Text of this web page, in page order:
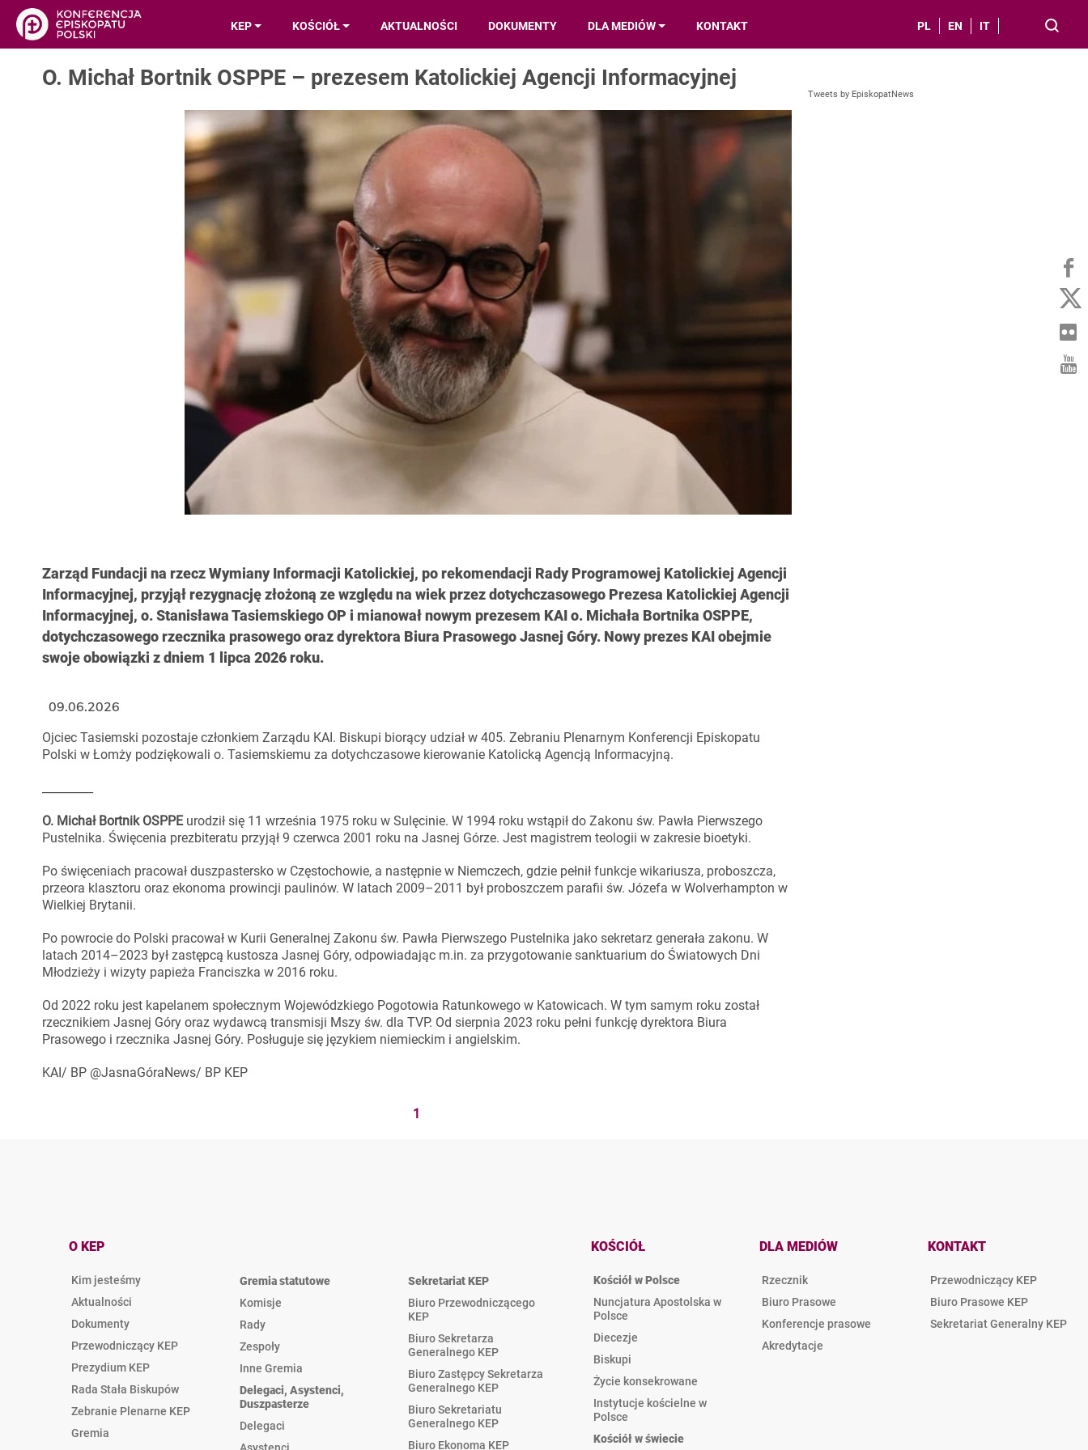
KEP KOŚCIÓŁ AKTUALNOŚCI DOKUMENTY DLA MEDIÓW KONTAKT PL EN IT
O. Michał Bortnik OSPPE – prezesem Katolickiej Agencji Informacyjnej
Zarząd Fundacji na rzecz Wymiany Informacji Katolickiej, po rekomendacji Rady Programowej Katolickiej Agencji
Informacyjnej, przyjął rezygnację złożoną ze względu na wiek przez dotychczasowego Prezesa Katolickiej Agencji
Informacyjnej, o. Stanisława Tasiemskiego OP i mianował nowym prezesem KAI o. Michała Bortnika OSPPE,
dotychczasowego rzecznika prasowego oraz dyrektora Biura Prasowego Jasnej Góry. Nowy prezes KAI obejmie
swoje obowiązki z dniem 1 lipca 2026 roku.
Ojciec Tasiemski pozostaje członkiem Zarządu KAI. Biskupi biorący udział w 405. Zebraniu Plenarnym Konferencji Episkopatu
Polski w Łomży podziękowali o. Tasiemskiemu za dotychczasowe kierowanie Katolicką Agencją Informacyjną.
O. Michał Bortnik OSPPE urodził się 11 września 1975 roku w Sulęcinie. W 1994 roku wstąpił do Zakonu św. Pawła Pierwszego
Pustelnika. Święcenia prezbiteratu przyjął 9 czerwca 2001 roku na Jasnej Górze. Jest magistrem teologii w zakresie bioetyki.
Po święceniach pracował duszpastersko w Częstochowie, a następnie w Niemczech, gdzie pełnił funkcje wikariusza, proboszcza,
przeora klasztoru oraz ekonoma prowincji paulinów. W latach 2009–2011 był proboszczem parafii św. Józefa w Wolverhampton w
Wielkiej Brytanii.
Po powrocie do Polski pracował w Kurii Generalnej Zakonu św. Pawła Pierwszego Pustelnika jako sekretarz generała zakonu. W
latach 2014–2023 był zastępcą kustosza Jasnej Góry, odpowiadając m.in. za przygotowanie sanktuarium do Światowych Dni
Młodzieży i wizyty papieża Franciszka w 2016 roku.
Od 2022 roku jest kapelanem społecznym Wojewódzkiego Pogotowia Ratunkowego w Katowicach. W tym samym roku został
rzecznikiem Jasnej Góry oraz wydawcą transmisji Mszy św. dla TVP. Od sierpnia 2023 roku pełni funkcję dyrektora Biura
Prasowego i rzecznika Jasnej Góry. Posługuje się językiem niemieckim i angielskim.
KAI/ BP @JasnaGóraNews/ BP KEP
1
09.06.2026
Tweets by EpiskopatNews
O KEP
Kim jesteśmy
Aktualności
Dokumenty
Przewodniczący KEP
Prezydium KEP
Rada Stała Biskupów
Zebranie Plenarne KEP
Gremia
Gremia statutowe
Komisje
Rady
Zespoły
Inne Gremia
Delegaci, Asystenci,
Duszpasterze
Delegaci
Sekretariat KEP
Biuro Przewodniczącego
KEP
Biuro Sekretarza
Generalnego KEP
Biuro Zastępcy Sekretarza
Generalnego KEP
Biuro Sekretariatu
Generalnego KEP
Biuro Ekonoma KEP
KOŚCIÓŁ
Kościół w Polsce
Nuncjatura Apostolska w
Polsce
Diecezje
Biskupi
Życie konsekrowane
Instytucje kościelne w
Polsce
Kościół w świecie
DLA MEDIÓW
Rzecznik
Biuro Prasowe
Konferencje prasowe
Akredytacje
KONTAKT
Przewodniczący KEP
Biuro Prasowe KEP
Sekretariat Generalny KEP